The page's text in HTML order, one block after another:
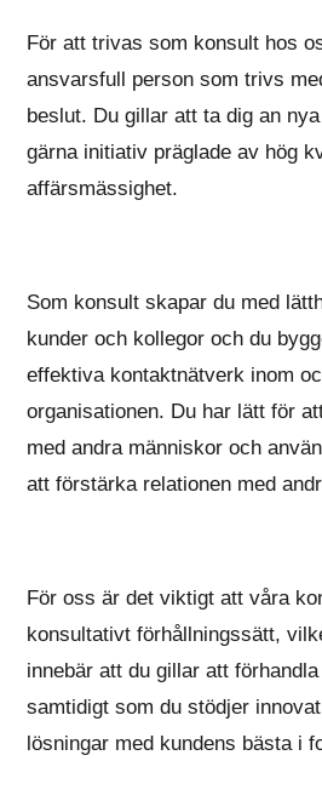
För att trivas som konsult hos
ansvarsfull person som trivs
beslut. Du gillar att ta dig an
gärna initiativ präglade av hög
affärsmässighet.
Som konsult skapar du med
kunder och kollegor och du
effektiva kontaktnätverk inom
organisationen. Du har lätt för
med andra människor och
att förstärka relationen med
För oss är det viktigt att våra
konsultativt förhållningssätt,
innebär att du gillar att
samtidigt som du stödjer
lösningar med kundens bästa i